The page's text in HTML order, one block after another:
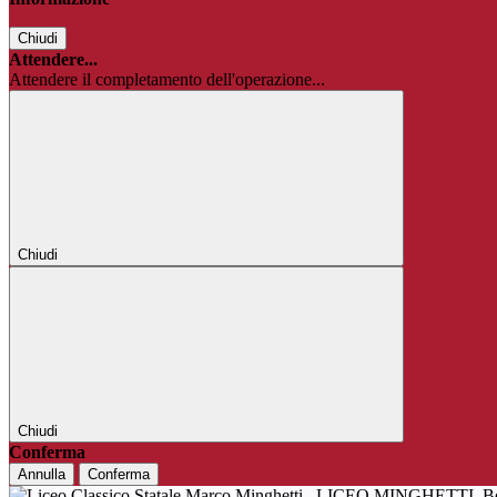
Chiudi
Attendere...
Attendere il completamento dell'operazione...
Chiudi
Chiudi
Conferma
Annulla Conferma